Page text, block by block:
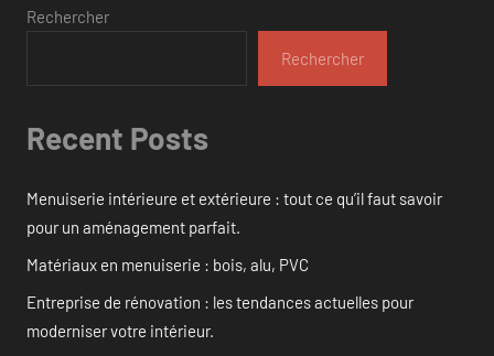
Rechercher
Rechercher
Recent Posts
Menuiserie intérieure et extérieure : tout ce qu’il faut savoir
pour un aménagement parfait.
Matériaux en menuiserie : bois, alu, PVC
Entreprise de rénovation : les tendances actuelles pour
moderniser votre intérieur.